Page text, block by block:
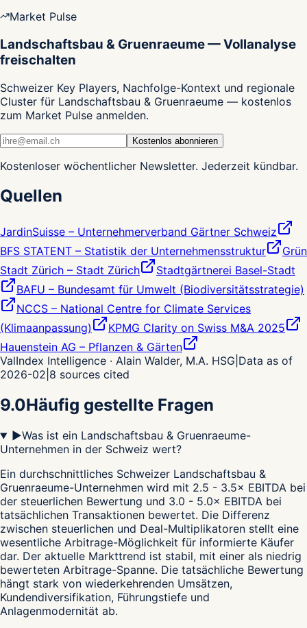
Market Pulse
Landschaftsbau & Gruenraeume — Vollanalyse
freischalten
Schweizer Key Players, Nachfolge-Kontext und regionale
Cluster für Landschaftsbau & Gruenraeume — kostenlos
zum Market Pulse anmelden.
Kostenlos abonnieren
Kostenloser wöchentlicher Newsletter. Jederzeit kündbar.
Quellen
JardinSuisse – Unternehmerverband Gärtner Schweiz
BFS STATENT – Statistik der Unternehmensstruktur
Grün
Stadt Zürich – Stadt Zürich
Stadtgärtnerei Basel-Stadt
BAFU – Bundesamt für Umwelt (Biodiversitätsstrategie)
NCCS – National Centre for Climate Services
(Klimaanpassung)
KPMG Clarity on Swiss M&A 2025
Hauenstein AG – Pflanzen & Gärten
ValIndex Intelligence · Alain Walder, M.A. HSG Data as of
2026-02 8 sources cited
9.0Häufig gestellte Fragen
▶Was ist ein Landschaftsbau & Gruenraeume-
Unternehmen in der Schweiz wert?
Ein durchschnittliches Schweizer Landschaftsbau &
Gruenraeume-Unternehmen wird mit 2.5 - 3.5× EBITDA bei
der steuerlichen Bewertung und 3.0 - 5.0× EBITDA bei
tatsächlichen Transaktionen bewertet. Die Differenz
zwischen steuerlichen und Deal-Multiplikatoren stellt eine
wesentliche Arbitrage-Möglichkeit für informierte Käufer
dar. Der aktuelle Markttrend ist stabil, mit einer als niedrig
bewerteten Arbitrage-Spanne. Die tatsächliche Bewertung
hängt stark von wiederkehrenden Umsätzen,
Kundendiversifikation, Führungstiefe und
Anlagenmodernität ab.